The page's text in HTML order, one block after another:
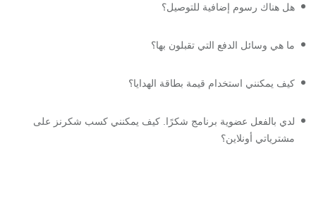
هل هناك رسوم إضافية للتوصيل؟
ما هي وسائل الدفع التي تقبلون بها؟
كيف يمكنني استخدام قيمة بطاقة الهدايا؟
لدي بالفعل عضوية برنامج شكرًا. كيف يمكنني كسب شكرنز على
مشترياتي أونلاين؟